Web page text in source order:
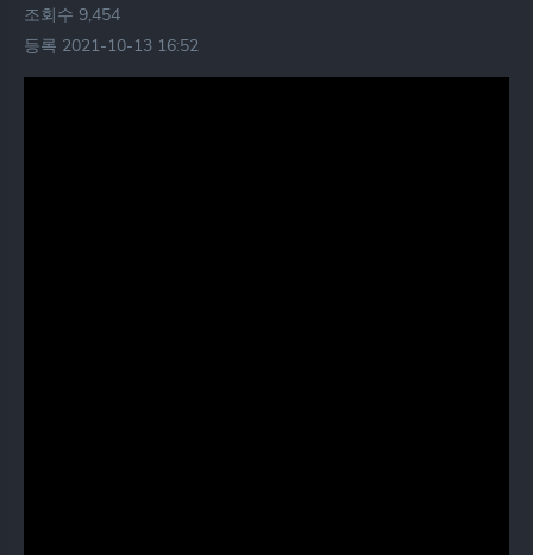
조회수 9,454
등록 2021-10-13 16:52